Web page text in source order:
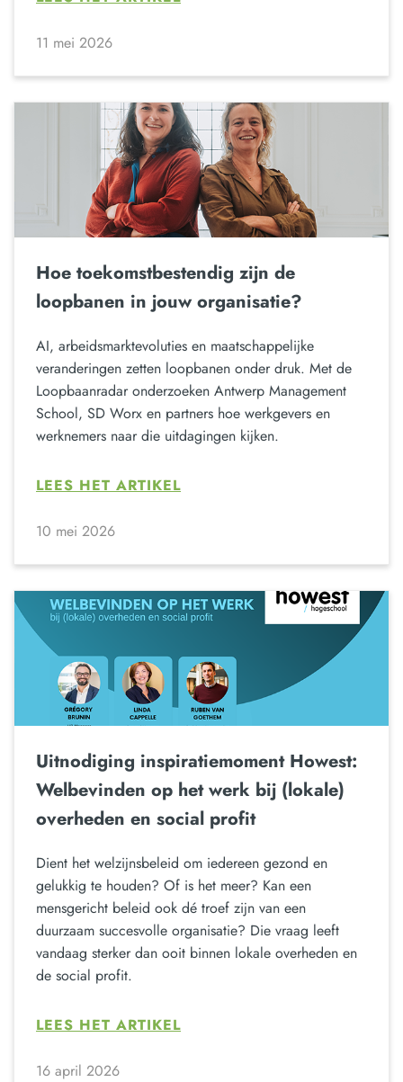
11 mei 2026
Hoe toekomstbestendig zijn de
loopbanen in jouw organisatie?
AI, arbeidsmarktevoluties en maatschappelijke
veranderingen zetten loopbanen onder druk. Met de
Loopbaanradar onderzoeken Antwerp Management
School, SD Worx en partners hoe werkgevers en
werknemers naar die uitdagingen kijken.
LEES HET ARTIKEL
10 mei 2026
Uitnodiging inspiratiemoment Howest:
Welbevinden op het werk bij (lokale)
overheden en social profit
Dient het welzijnsbeleid om iedereen gezond en
gelukkig te houden? Of is het meer? Kan een
mensgericht beleid ook dé troef zijn van een
duurzaam succesvolle organisatie? Die vraag leeft
vandaag sterker dan ooit binnen lokale overheden en
de social profit.
LEES HET ARTIKEL
16 april 2026